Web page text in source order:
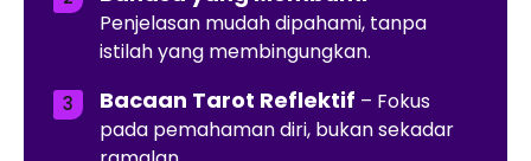
Penjelasan mudah dipahami, tanpa
istilah yang membingungkan.
Bacaan Tarot Reflektif – Fokus
pada pemahaman diri, bukan sekadar